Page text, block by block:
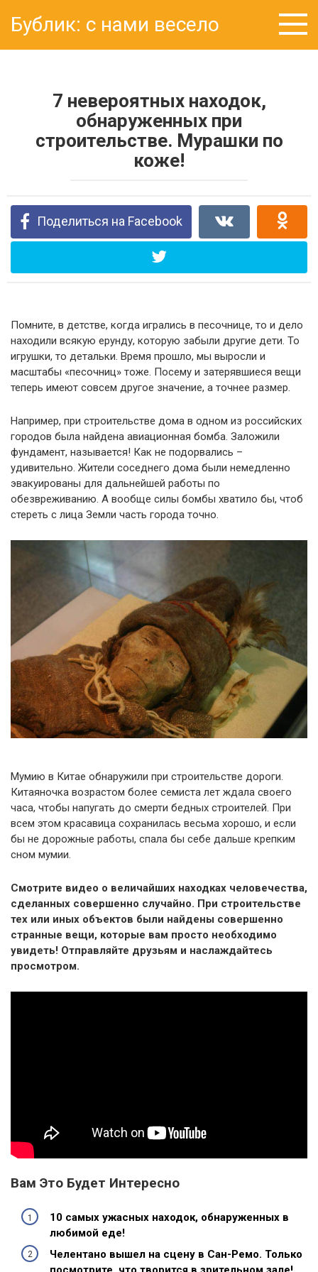
контенту
Бублик: с нами весело
7 невероятных находок,
обнаруженных при
строительстве. Мурашки по
коже!
Поделиться на Facebook
Помните, в детстве, когда игрались в песочнице, то и дело
находили всякую ерунду, которую забыли другие дети. То
игрушки, то детальки. Время прошло, мы выросли и
масштабы «песочниц» тоже. Посему и затерявшиеся вещи
теперь имеют совсем другое значение, а точнее размер.
Например, при строительстве дома в одном из российских
городов была найдена авиационная бомба. Заложили
фундамент, называется! Как не подорвались –
удивительно. Жители соседнего дома были немедленно
эвакуированы для дальнейшей работы по
обезвреживанию. А вообще силы бомбы хватило бы, чтоб
стереть с лица Земли часть города точно.
Мумию в Китае обнаружили при строительстве дороги.
Китаяночка возрастом более семиста лет ждала своего
часа, чтобы напугать до смерти бедных строителей. При
всем этом красавица сохранилась весьма хорошо, и если
бы не дорожные работы, спала бы себе дальше крепким
сном мумии.
Смотрите видео о величайших находках человечества,
сделанных совершенно случайно. При строительстве
тех или иных объектов были найдены совершенно
странные вещи, которые вам просто необходимо
увидеть! Отправляйте друзьям и наслаждайтесь
просмотром.
Вам Это Будет Интересно
10 самых ужасных находок, обнаруженных в
любимой еде!
Челентано вышел на сцену в Сан-Ремо. Только